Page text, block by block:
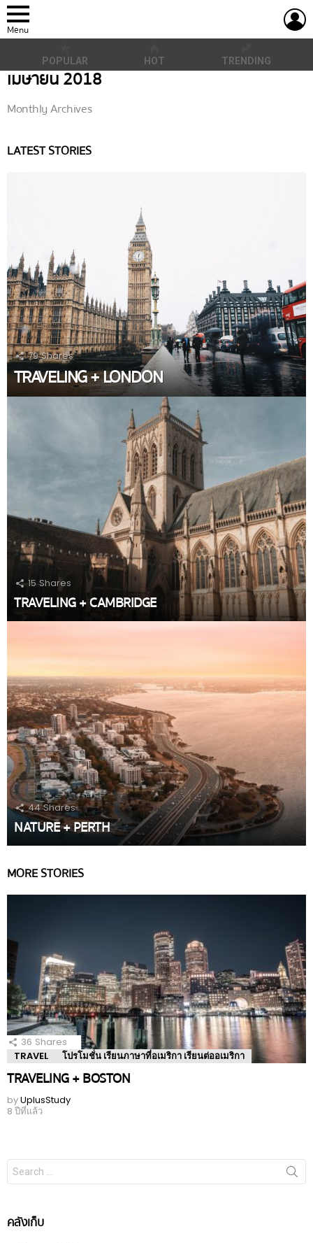
Menu
POPULAR HOT TRENDING
เมษายน 2018
Monthly Archives
LATEST STORIES
79 Shares
TRAVELING + LONDON
15 Shares
TRAVELING + CAMBRIDGE
44 Shares
NATURE + PERTH
MORE STORIES
36 Shares
TRAVEL
โปรโมชั่น เรียนภาษาที่อเมริกา เรียนต่ออเมริกา
TRAVELING + BOSTON
byUplusStudy
8 ปีที่แล้ว
Search
for:
คลังเก็บ